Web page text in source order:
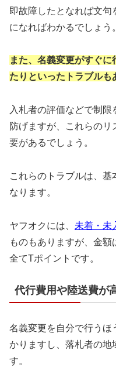
即故障したとなれば文
になればわかるでしょう。
また、名義変更がすぐに
たりといったトラブルも
入札者の評価などで制
防げますが、これらの
要があるでしょう。
これらのトラブルは、
なります。
ヤフオクには、 未着・未
ものもありますが、金
全てTポイントです。
代行費用や陸送費が
名義変更を自分で行うほ
かりますし、落札者の地
す。